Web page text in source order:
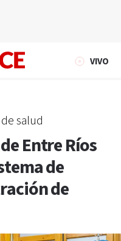
VIVO
salud
Entre Ríos
de
de